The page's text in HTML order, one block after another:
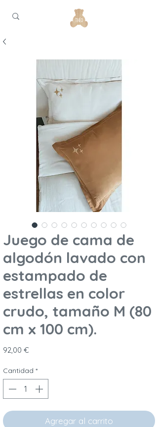
Juego de cama de
algodón lavado con
estampado de
estrellas en color
crudo, tamaño M (80
cm x 100 cm).
92,00 €
Cantidad *
Agregar al carrito